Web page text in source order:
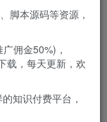
，只要有人通过
脚本源码等资源，
佣金50%)，
载，每天更新，欢
知识付费平台，